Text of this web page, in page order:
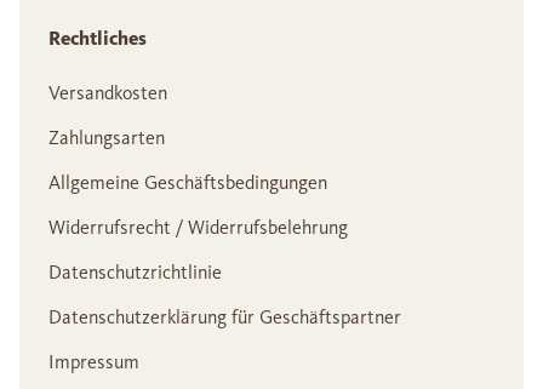
Rechtliches
Versandkosten
Zahlungsarten
Allgemeine Geschäftsbedingungen
Widerrufsrecht / Widerrufsbelehrung
Datenschutzrichtlinie
Datenschutzerklärung für Geschäftspartner
Impressum